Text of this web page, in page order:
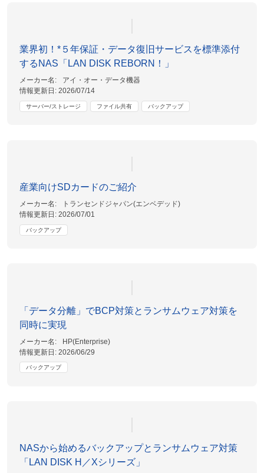
業界初！*５年保証・データ復旧サービスを標準添付
するNAS「LAN DISK REBORN！」
メーカー名:
アイ・オー・データ機器
情報更新日:2026/07/14
サーバー/ストレージ ファイル共有 バックアップ
産業向けSDカードのご紹介
メーカー名:
トランセンドジャパン(エンベデッド)
情報更新日:2026/07/01
バックアップ
「データ分離」でBCP対策とランサムウェア対策を
同時に実現
メーカー名:
HP(Enterprise)
情報更新日:2026/06/29
バックアップ
NASから始めるバックアップとランサムウェア対策
「LAN DISK H／Xシリーズ」